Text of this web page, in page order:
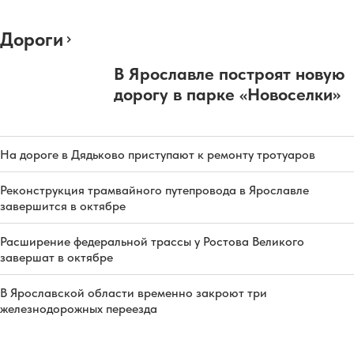
Дороги
В Ярославле построят новую
дорогу в парке «Новоселки»
На дороге в Дядьково приступают к ремонту тротуаров
Реконструкция трамвайного путепровода в Ярославле
завершится в октябре
Расширение федеральной трассы у Ростова Великого
завершат в октябре
В Ярославской области временно закроют три
железнодорожных переезда